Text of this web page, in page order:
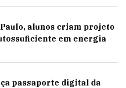
alunos criam projeto
em energia
passaporte digital da